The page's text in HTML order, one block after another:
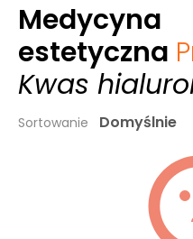
Medycyna
estetyczna
Kwas
Sortowanie Domyślnie